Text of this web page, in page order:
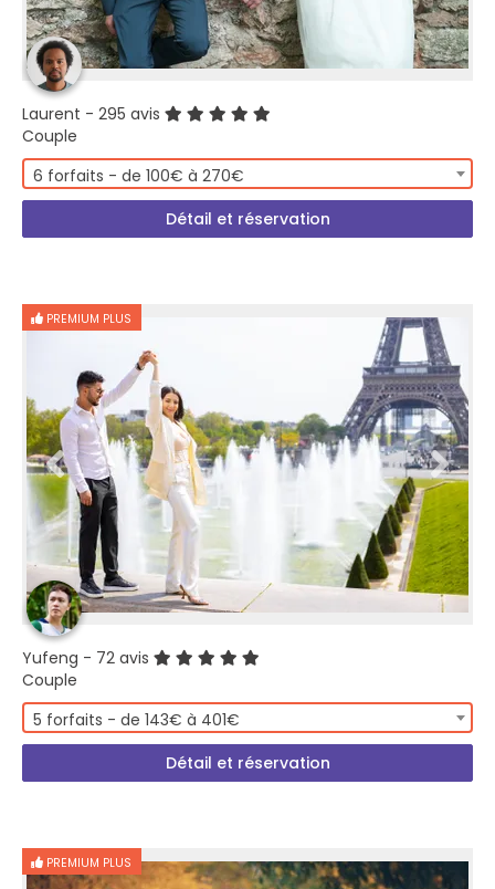
Laurent - 295 avis
Couple
6 forfaits - de 100€ à 270€
Détail et réservation
PREMIUM PLUS
Yufeng - 72 avis
Couple
5 forfaits - de 143€ à 401€
Détail et réservation
PREMIUM PLUS